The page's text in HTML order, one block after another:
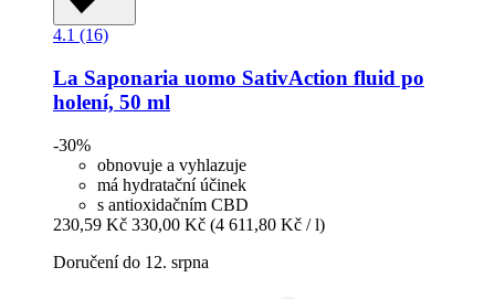
4.1 (16)
La Saponaria uomo SativAction fluid po
holení, 50 ml
-30%
obnovuje a vyhlazuje
má hydratační účinek
s antioxidačním CBD
230,59 Kč 330,00 Kč (4 611,80 Kč / l)
Doručení do 12. srpna